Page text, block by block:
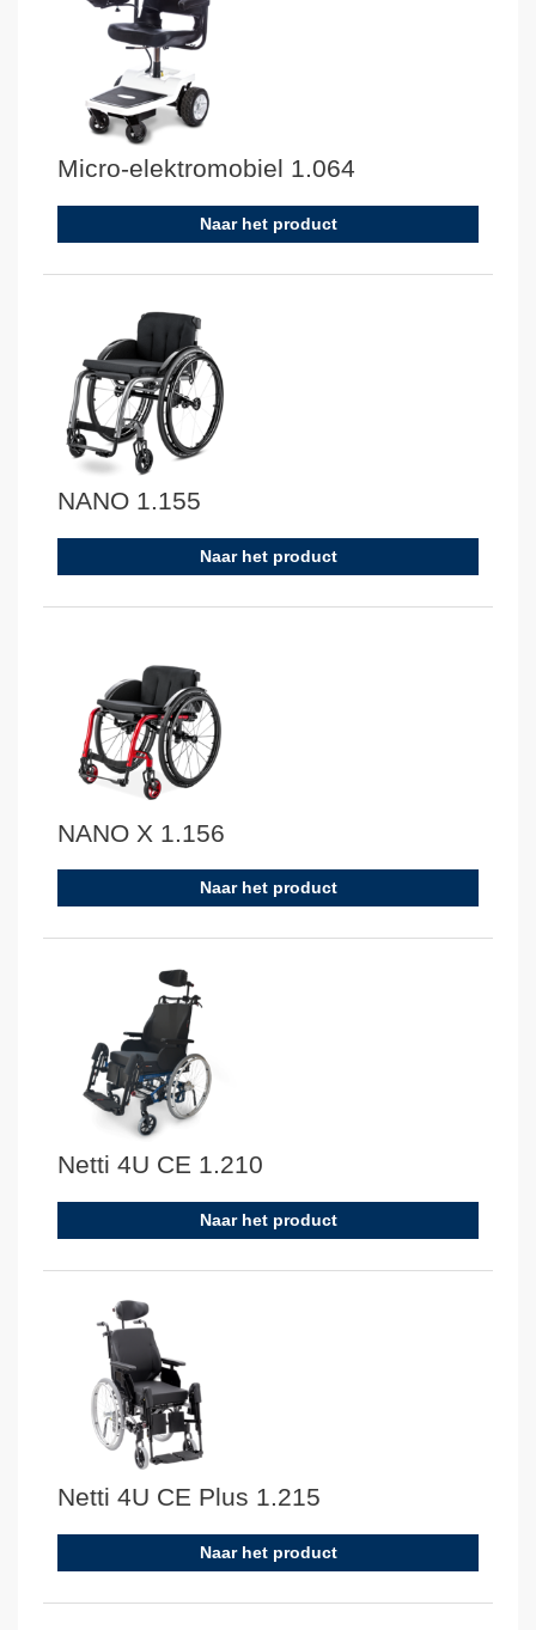
Micro-elektromobiel 1.064
Naar het product
NANO 1.155
Naar het product
NANO X 1.156
Naar het product
Netti 4U CE 1.210
Naar het product
Netti 4U CE Plus 1.215
Naar het product